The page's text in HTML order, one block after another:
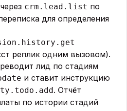
crm.lead.list по
для определения
реплик одним вызовом).
лид по стадиям
и ставит инструкцию
. Отчёт
по истории стадий